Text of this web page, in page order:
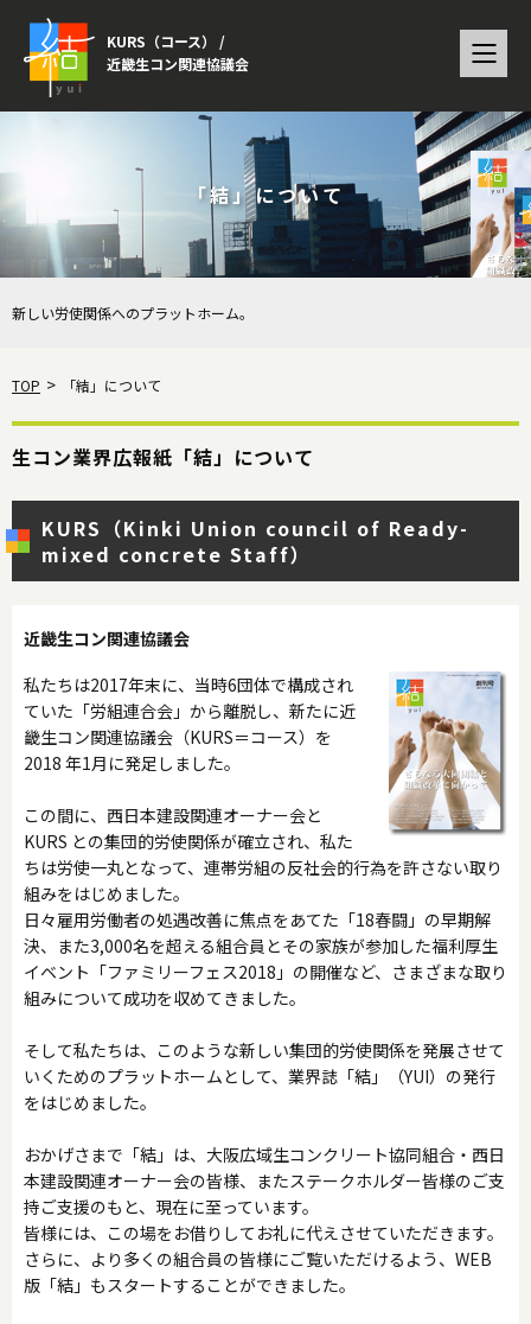
KURS（コース） /
近畿生コン関連協議会
「結」について
新しい労使関係へのプラットホーム。
TOP 「結」について
生コン業界広報紙「結」について
KURS （Kinki Union council of Ready-
mixed concrete Staff）
近畿生コン関連協議会
私たちは2017年末に、当時6団体で構成され
ていた「労組連合会」から離脱し、新たに近
畿生コン関連協議会（KURS＝コース）を
2018 年1月に発足しました。
この間に、西日本建設関連オーナー会と
KURS との集団的労使関係が確立され、私た
ちは労使一丸となって、連帯労組の反社会的行為を許さない取り
組みをはじめました。
日々雇用労働者の処遇改善に焦点をあてた「18春闘」の早期解
決、また3,000名を超える組合員とその家族が参加した福利厚生
イベント「ファミリーフェス2018」の開催など、さまざまな取り
組みについて成功を収めてきました。
そして私たちは、このような新しい集団的労使関係を発展させて
いくためのプラットホームとして、業界誌「結」（YUI）の発行
をはじめました。
おかげさまで「結」は、大阪広域生コンクリート協同組合・西日
本建設関連オーナー会の皆様、またステークホルダー皆様のご支
持ご支援のもと、現在に至っています。
皆様には、この場をお借りしてお礼に代えさせていただきます。
さらに、より多くの組合員の皆様にご覧いただけるよう、WEB
版「結」もスタートすることができました。